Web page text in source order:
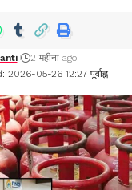
05-26 12:27 पूर्वाह्न
2 महीना ago